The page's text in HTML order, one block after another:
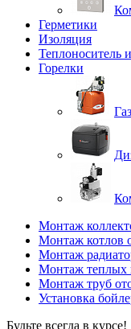
Герметики
Изоляция
Теплоноситель
Горелки
Монтаж
Монтаж котлов
Монтаж
Монтаж теплых
Монтаж труб
Установка
Будьте всегда в курсе!